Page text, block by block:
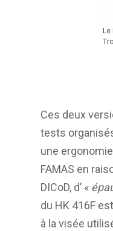
Le
Ces deux
tests
une
FAMAS en
DICoD, d’ «
du HK 416F
à la visée